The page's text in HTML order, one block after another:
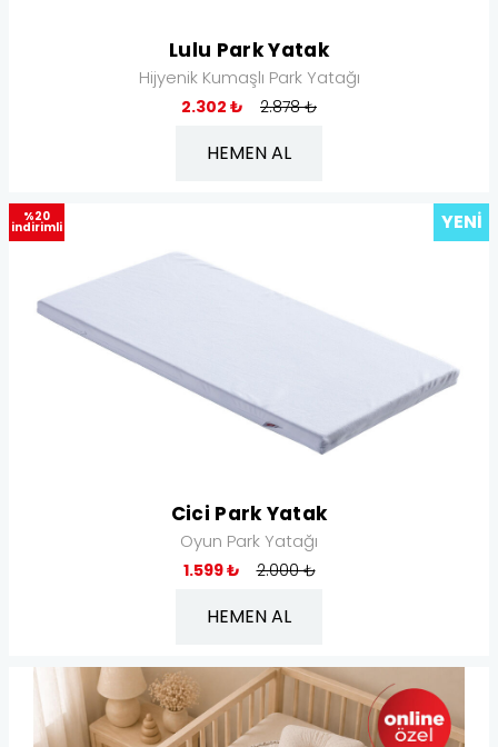
Lulu Park Yatak
Hijyenik Kumaşlı Park Yatağı
2.302 ₺ 2.878 ₺
HEMEN AL
YENI
%20
indirimli
Cici Park Yatak
Oyun Park Yatağı
1.599 ₺ 2.000 ₺
HEMEN AL